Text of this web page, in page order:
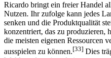
Gemäß der Theorie der
Ricardo bringt ein freier Handel
Nutzen. Ihr zufolge kann jedes
senken und die Produktqualität
konzentriert, das zu produzieren,
die meisten eigenen Ressourcen